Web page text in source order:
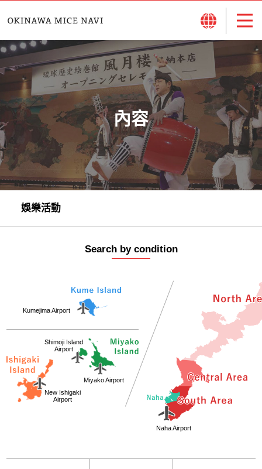
內容
娛樂活動
Search by condition
Kumejima Airport
New Ishigaki
Airport
Shimoji Island
Airport
Miyako Airport
Naha Airport